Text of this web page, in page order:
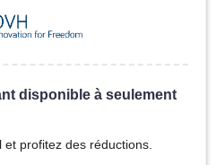
disponible à seulement
profitez des réductions.